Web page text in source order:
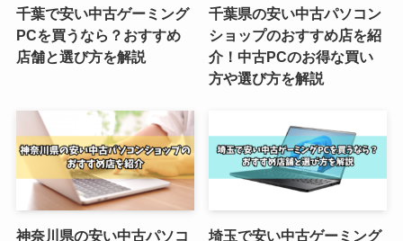
千葉で安い中古ゲーミング
PCを買うなら？おすすめ
店舗と選び方を解説
千葉県の安い中古パソコン
ショップのおすすめ店を紹
介！中古PCのお得な買い
方や選び方を解説
神奈川県の安い中古パソコ
埼玉で安い中古ゲーミング